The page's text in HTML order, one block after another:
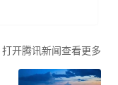
打开腾讯新闻查看更多